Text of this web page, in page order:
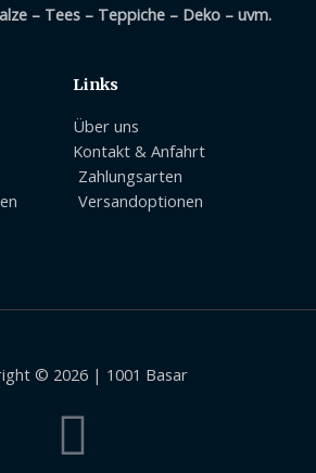
– Tees – Teppiche – Deko – uvm.
Links
Über uns
Kontakt & Anfahrt
Zahlungsarten
Versandoptionen
© 2026 | 1001 Basar